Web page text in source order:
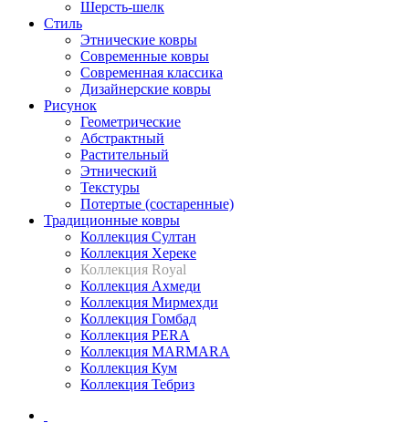
Шерсть-шелк
Стиль
Этнические ковры
Современные ковры
Современная классика
Дизайнерские ковры
Рисунок
Геометрические
Абстрактный
Растительный
Этнический
Текстуры
Потертые (состаренные)
Традиционные ковры
Коллекция Султан
Коллекция Хереке
Коллекция Royal
Коллекция Ахмеди
Коллекция Мирмехди
Коллекция Гомбад
Коллекция PERA
Коллекция MARMARA
Коллекция Кум
Коллекция Тебриз